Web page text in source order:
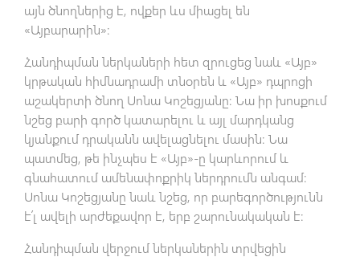
այն ծնողներից է, ովքեր ևս միացել են
«Այբարարին»:
Հանդիպման ներկաների հետ զրուցեց նաև «Այբ»
կրթական հիմնադրամի տնօրեն և «Այբ» դպրոցի
աշակերտի ծնող Սոնա Կոշեցյանը: Նա իր խոսքում
նշեց բարի գործ կատարելու և այլ մարդկանց
կյանքում դրականն ավելացնելու մասին: Նա
պատմեց, թե ինչպես է «Այբ»-ը կարևորում և
գնահատում ամենափոքրիկ ներդրումն անգամ:
Սոնա Կոշեցյանը նաև նշեց, որ բարեգործությունն
է՛լ ավելի արժեքավոր է, երբ շարունակական է:
Հանդիպման վերջում ներկաներին տրվեցին